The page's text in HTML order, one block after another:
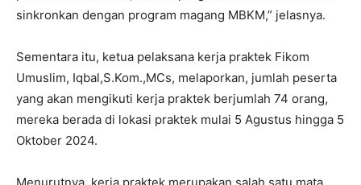
sinkronkan dengan program magang MBKM,” jelasnya.
Sementara itu, ketua pelaksana kerja praktek Fikom
Umuslim, Iqbal,S.Kom.,MCs, melaporkan, jumlah peserta
yang akan mengikuti kerja praktek berjumlah 74 orang,
mereka berada di lokasi praktek mulai 5 Agustus hingga 5
Oktober 2024.